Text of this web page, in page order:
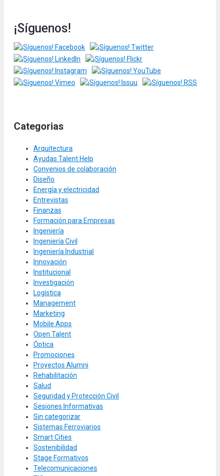
¡Síguenos!
Categorias
Arquitectura
Ayudas Talent Help
Convenios de colaboración
Diseño
Energía y electricidad
Entrevistas
Finanzas
Formación para Empresas
Ingeniería
Ingeniería Civil
Ingeniería Industrial
Innovación
Institucional
Investigación
Logística
Management
Marketing
Mobile Apps
Open Talent
Óptica
Promociones
Proyectos Alumni
Rehabilitación
Salud
Seguridad y Protección Civil
Sesiones Informativas
Sin categorizar
Sistemas Ferroviarios
Smart Cities
Sostenibilidad
Stage Formativos
Telecomunicaciones